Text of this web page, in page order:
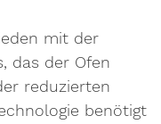
mit der
das der Ofen
reduzierten
benötigt